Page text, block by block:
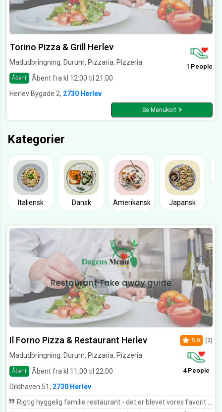
Torino Pizza & Grill Herlev
Madudbringning, Durum, Pizzaria, Pizzeria
Åbent Åbent fra kl 12:00 til 21:00
1 People
Herlev Bygade 2, 2730 Herlev
Se Menukort
Kategorier
Italiensk Dansk Amerikansk Japansk
Il Forno Pizza & Restaurant Herlev
Madudbringning, Durum, Pizzaria, Pizzeria
Åbent Åbent fra kl 11:00 til 22:00
5.0 (2)
4 People
Dildhaven 51, 2730 Herlev
Rigtig hyggelig familie restaurant - det er blevet vores favorit sted i Herlev ???? Super betjening, dejlig mad for enhver smag og fornuftig pris ????